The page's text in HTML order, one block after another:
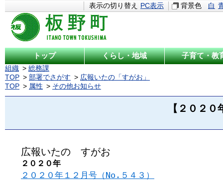
表示の切り替え PC表示 背景色 白
トップ くらし・地域 子育て・教
組織
総務課
TOP
部署でさがす
広報いたの「すがお」
TOP
属性 その他お知らせ
【２０２
広報いたの すがお
２０２０年
２０２０年１２月号（No.５４３）